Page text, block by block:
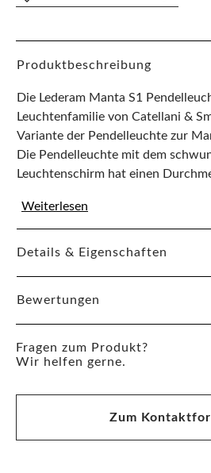
Produktbeschreibung
Die Lederam Manta S1
Leuchtenfamilie von Catellani &
Variante der Pendelleuchte zur
Die Pendelleuchte mit dem
Leuchtenschirm hat einen
Weiterlesen
Details & Eigenschaften
Bewertungen
Fragen zum Produkt?
Wir helfen gerne.
Zum